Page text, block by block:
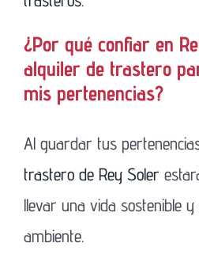
¿Por qué confiar en
alquiler de trastero
mis pertenencias?
Al guardar tus
trastero de Rey Soler
llevar una vida sostenible
ambiente.